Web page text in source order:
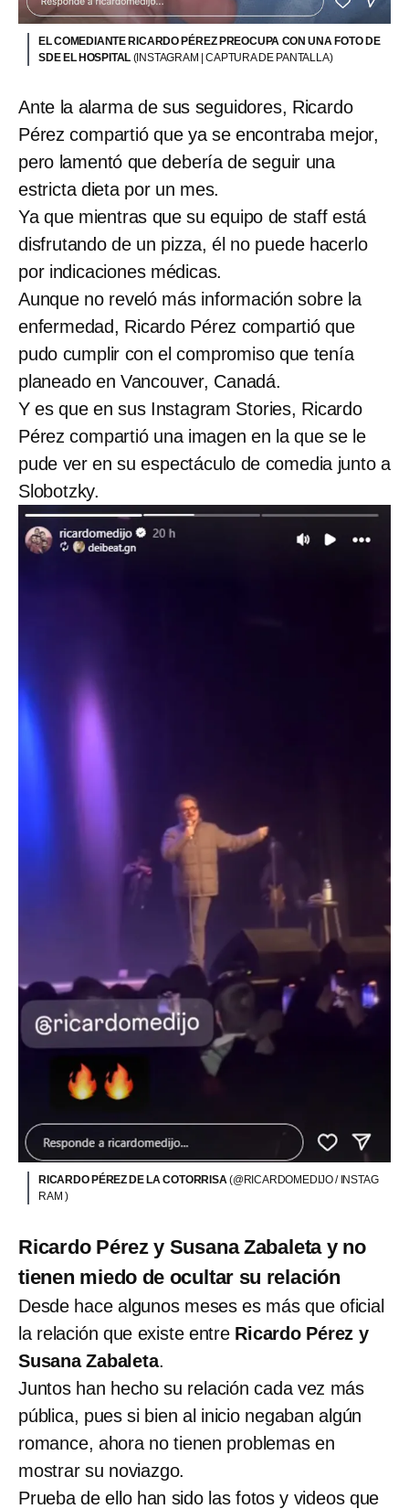
EL COMEDIANTE RICARDO PÉREZ PREOCUPA CON UNA FOTO DE
SDE EL HOSPITAL (INSTAGRAM | CAPTURA DE PANTALLA)
Ante la alarma de sus seguidores, Ricardo
Pérez compartió que ya se encontraba mejor,
pero lamentó que debería de seguir una
estricta dieta por un mes.
Ya que mientras que su equipo de staff está
disfrutando de un pizza, él no puede hacerlo
por indicaciones médicas.
Aunque no reveló más información sobre la
enfermedad, Ricardo Pérez compartió que
pudo cumplir con el compromiso que tenía
planeado en Vancouver, Canadá.
Y es que en sus Instagram Stories, Ricardo
Pérez compartió una imagen en la que se le
pude ver en su espectáculo de comedia junto a
Slobotzky.
RICARDO PÉREZ DE LA COTORRISA(@RICARDOMEDIJO / INSTAG
RAM )
Ricardo Pérez y Susana Zabaleta y no
tienen miedo de ocultar su relación
Desde hace algunos meses es más que oficial
la relación que existe entre Ricardo Pérez y
Susana Zabaleta.
Juntos han hecho su relación cada vez más
pública, pues si bien al inicio negaban algún
romance, ahora no tienen problemas en
mostrar su noviazgo.
Prueba de ello han sido las fotos y videos que